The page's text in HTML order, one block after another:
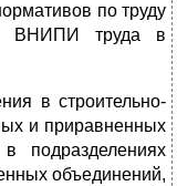
по труду
ВНИПИ труда в
в строительно-
и приравненных
подразделениях
объединений,